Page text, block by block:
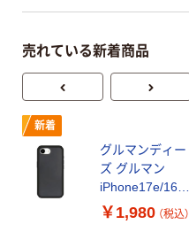
売れている新着商品
新着
グルマンディー
ズ グルマン
iPhone17e/16e
対応ケース ブラ
ック IFT-194BK
￥1,980 （税込）